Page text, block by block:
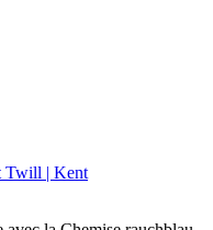
Twill | Kent